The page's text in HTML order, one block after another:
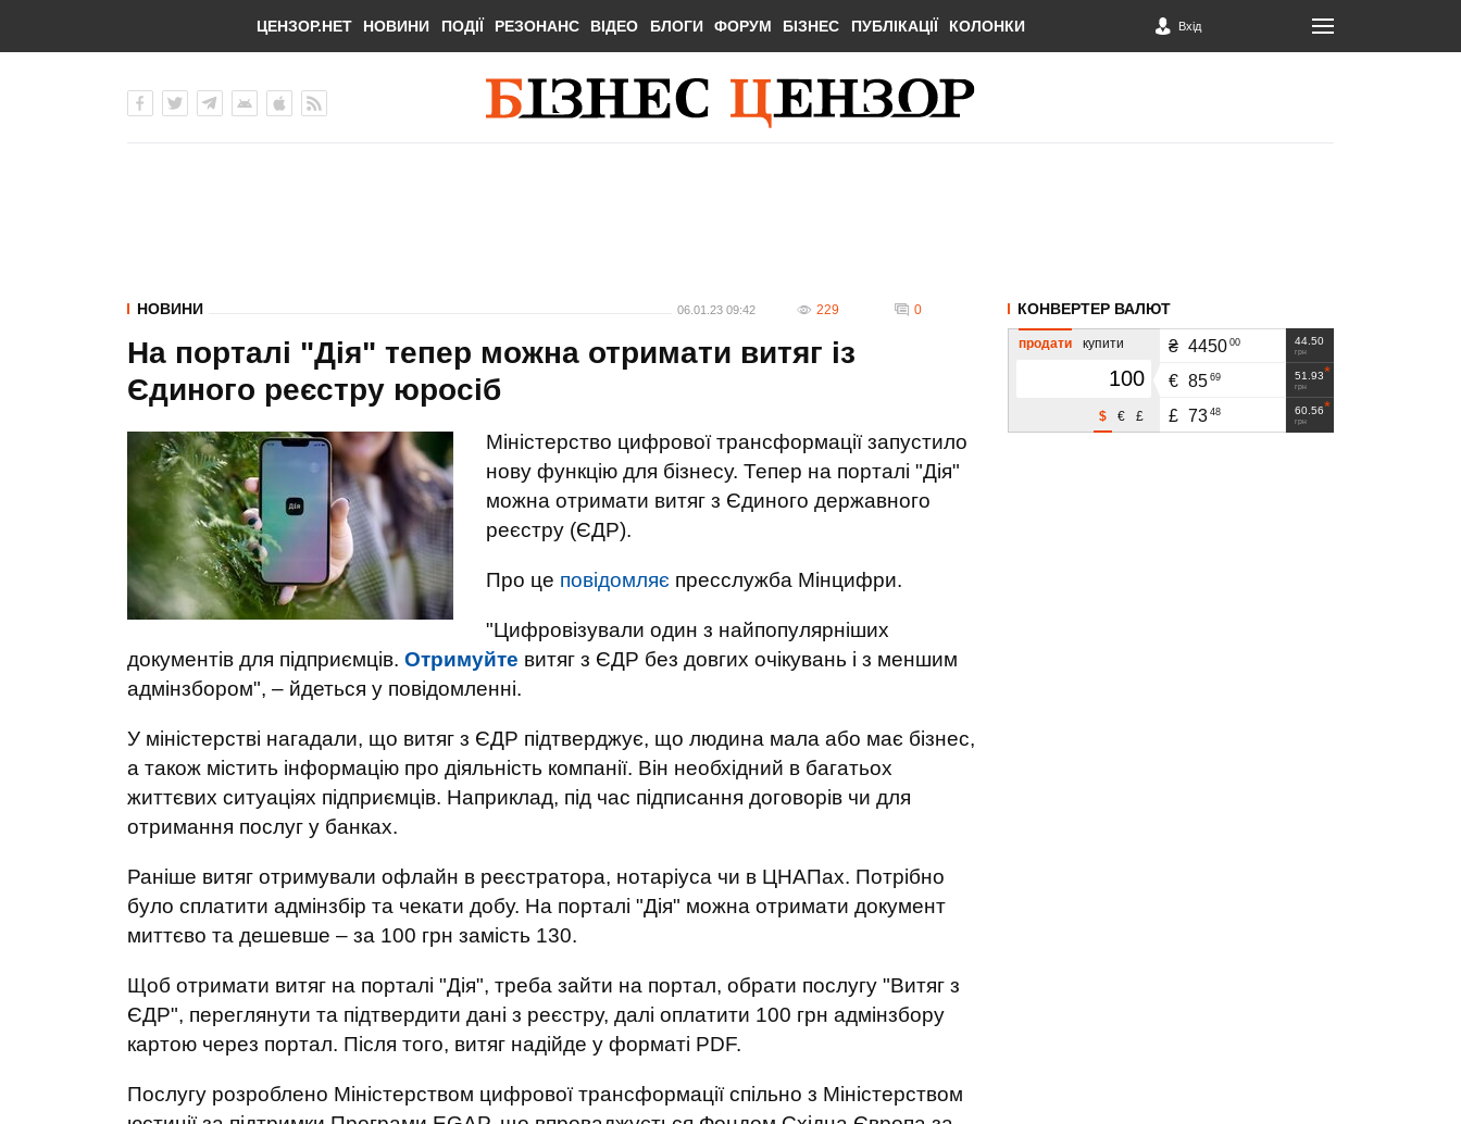
ЦЕНЗОР.НЕТ НОВИНИ ПОДІЇ РЕЗОНАНС ВІДЕО БЛОГИ ФОРУМ БІЗНЕС ПУБЛІКАЦІЇ КОЛОНКИ Вхід
НОВИНИ 06.01.23 09:42 229 0
На порталі "Дія" тепер можна отримати витяг із
Єдиного реєстру юросіб
Міністерство цифрової трансформації запустило
нову функцію для бізнесу. Тепер на порталі "Дія"
можна отримати витяг з Єдиного державного
реєстру (ЄДР).
Про це повідомляє пресслужба Мінцифри.
"Цифровізували один з найпопулярніших
документів для підприємців. Отримуйте витяг з ЄДР без довгих очікувань і з меншим
адмінзбором", – йдеться у повідомленні.
У міністерстві нагадали, що витяг з ЄДР підтверджує, що людина мала або має бізнес,
а також містить інформацію про діяльність компанії. Він необхідний в багатьох
життєвих ситуаціях підприємців. Наприклад, під час підписання договорів чи для
отримання послуг у банках.
Раніше витяг отримували офлайн в реєстратора, нотаріуса чи в ЦНАПах. Потрібно
було сплатити адмінзбір та чекати добу. На порталі "Дія" можна отримати документ
миттєво та дешевше – за 100 грн замість 130.
Щоб отримати витяг на порталі "Дія", треба зайти на портал, обрати послугу "Витяг з
ЄДР", переглянути та підтвердити дані з реєстру, далі оплатити 100 грн адмінзбору
картою через портал. Після того, витяг надійде у форматі PDF.
Послугу розроблено Міністерством цифрової трансформації спільно з Міністерством
КОНВЕРТЕР ВАЛЮТ
продати купити
£
€
$
44.50
грн
₴ 4450 00
51.93
грн
€ 85 69
60.56
грн
£ 73 48